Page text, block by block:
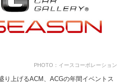
PHOTO：イースコーポレーション
り上げるACM、ACGの年間イベントス